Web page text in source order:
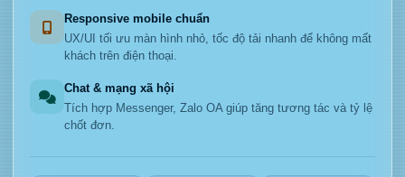
Responsive mobile chuẩn
UX/UI tối ưu màn hình nhỏ, tốc độ tải nhanh để không mất
khách trên điện thoại.
Chat & mạng xã hội
Tích hợp Messenger, Zalo OA giúp tăng tương tác và tỷ lệ
chốt đơn.